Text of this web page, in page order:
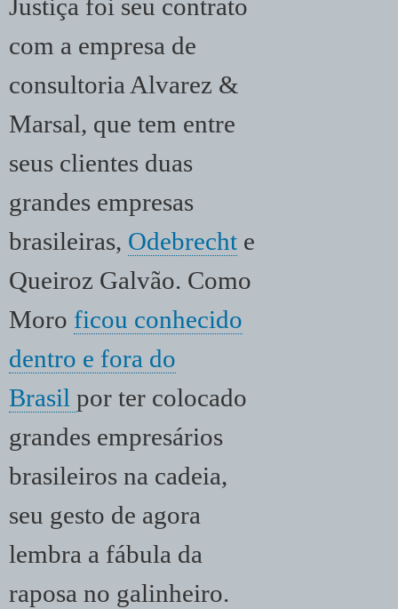
Justiça foi seu contrato
com a empresa de
consultoria Alvarez &
Marsal, que tem entre
seus clientes duas
grandes empresas
brasileiras, Odebrecht e
Queiroz Galvão. Como
Moro ficou conhecido
dentro e fora do
Brasil por ter colocado
grandes empresários
brasileiros na cadeia,
seu gesto de agora
lembra a fábula da
raposa no galinheiro.